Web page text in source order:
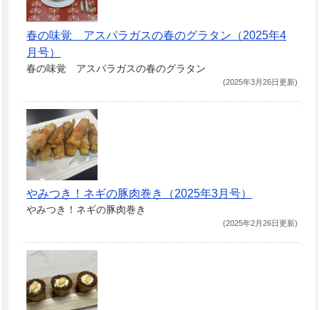
春の味覚 アスパラガスの春のグラタン（2025年4
月号）
春の味覚 アスパラガスの春のグラタン
(2025年3月26日更新)
やみつき！ネギの豚肉巻き（2025年3月号）
やみつき！ネギの豚肉巻き
(2025年2月26日更新)